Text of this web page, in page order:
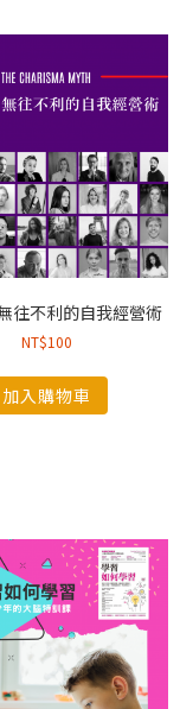
往不利的自我經營術
NT$100
加入購物車